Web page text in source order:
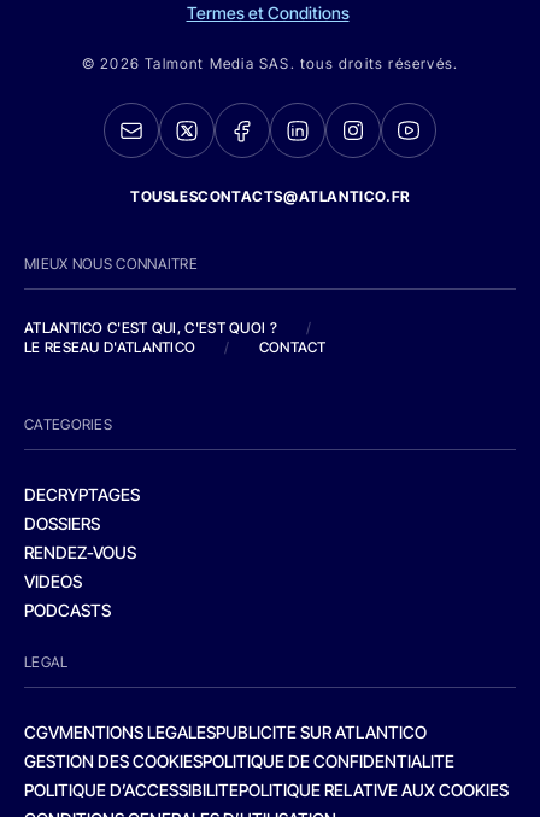
Termes et Conditions
© 2026 Talmont Media SAS. tous droits réservés.
TOUSLESCONTACTS@ATLANTICO.FR
MIEUX NOUS CONNAITRE
ATLANTICO C'EST QUI, C'EST QUOI ?
/
LE RESEAU D'ATLANTICO
/ CONTACT
CATEGORIES
DECRYPTAGES
DOSSIERS
RENDEZ-VOUS
VIDEOS
PODCASTS
LEGAL
CGVMENTIONS LEGALESPUBLICITE SUR ATLANTICO
GESTION DES COOKIESPOLITIQUE DE CONFIDENTIALITE
POLITIQUE D’ACCESSIBILITEPOLITIQUE RELATIVE AUX COOKIES